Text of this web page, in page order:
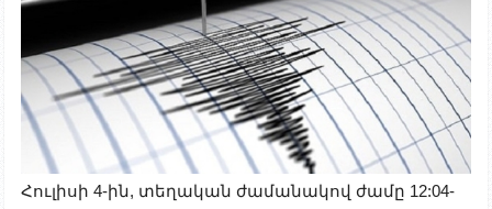
Հուլիսի 4-ին, տեղական ժամանակով ժամը 12:04-